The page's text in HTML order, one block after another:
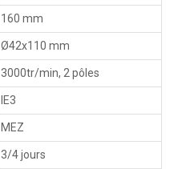
160 mm
Ø42x110 mm
3000tr/min, 2 pôles
IE3
MEZ
3/4 jours